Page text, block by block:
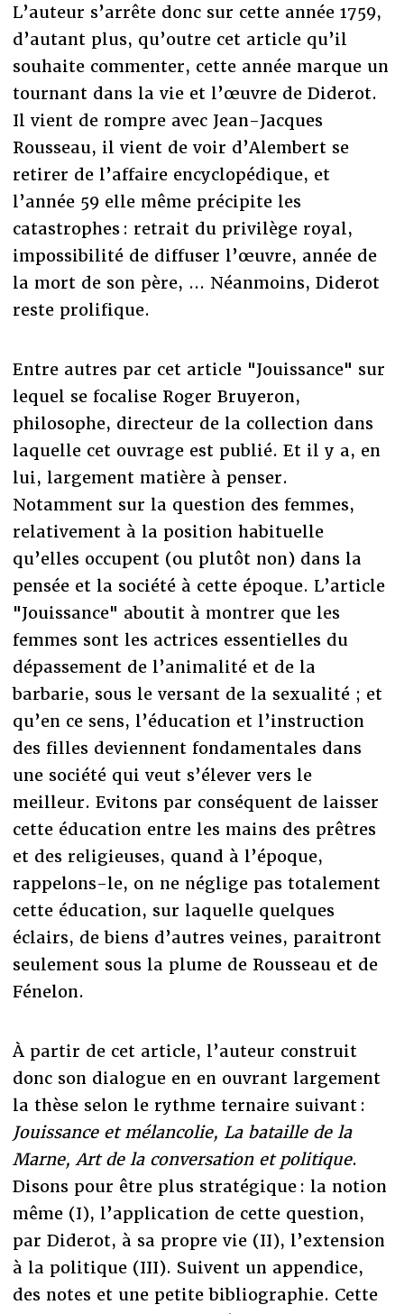
L’auteur s’arrête donc sur cette année 1759,
d’autant plus, qu’outre cet article qu’il
souhaite commenter, cette année marque un
tournant dans la vie et l’œuvre de Diderot.
Il vient de rompre avec Jean-Jacques
Rousseau, il vient de voir d’Alembert se
retirer de l’affaire encyclopédique, et
l’année 59 elle même précipite les
catastrophes : retrait du privilège royal,
impossibilité de diffuser l’œuvre, année de
la mort de son père, ... Néanmoins, Diderot
reste prolifique.
Entre autres par cet article "Jouissance" sur
lequel se focalise Roger Bruyeron,
philosophe, directeur de la collection dans
laquelle cet ouvrage est publié. Et il y a, en
lui, largement matière à penser.
Notamment sur la question des femmes,
relativement à la position habituelle
qu’elles occupent (ou plutôt non) dans la
pensée et la société à cette époque. L’article
"Jouissance" aboutit à montrer que les
femmes sont les actrices essentielles du
dépassement de l’animalité et de la
barbarie, sous le versant de la sexualité ; et
qu’en ce sens, l’éducation et l’instruction
des filles deviennent fondamentales dans
une société qui veut s’élever vers le
meilleur. Evitons par conséquent de laisser
cette éducation entre les mains des prêtres
et des religieuses, quand à l’époque,
rappelons-le, on ne néglige pas totalement
cette éducation, sur laquelle quelques
éclairs, de biens d’autres veines, paraitront
seulement sous la plume de Rousseau et de
Fénelon.
À partir de cet article, l’auteur construit
donc son dialogue en en ouvrant largement
la thèse selon le rythme ternaire suivant :
Jouissance et mélancolie, La bataille de la
Marne, Art de la conversation et politique.
Disons pour être plus stratégique : la notion
même (I), l’application de cette question,
par Diderot, à sa propre vie (II), l’extension
à la politique (III). Suivent un appendice,
des notes et une petite bibliographie. Cette